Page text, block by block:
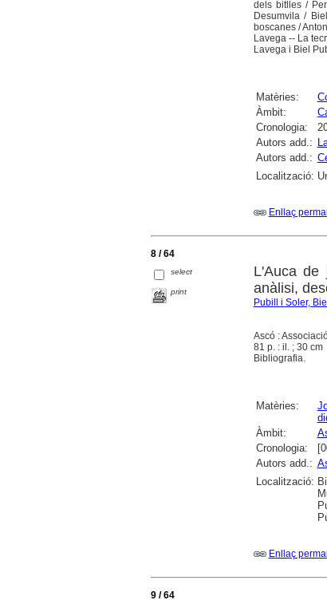
dels bitlles /
Desumvila /
boscanes /
Lavega -- La
Lavega i Biel
Matèries:
Àmbit:
Cronologia:
Autors add.:
Autors add.:
Localització:
Enllaç
8 / 64
select
print
L'Auca de
anàlisi,
Pubill i Soler,
Ascó :
81 p. : il. ; 30 cm
Bibliografia.
Matèries:
Àmbit:
Cronologia:
Autors add.:
Localització:
Enllaç
9 / 64